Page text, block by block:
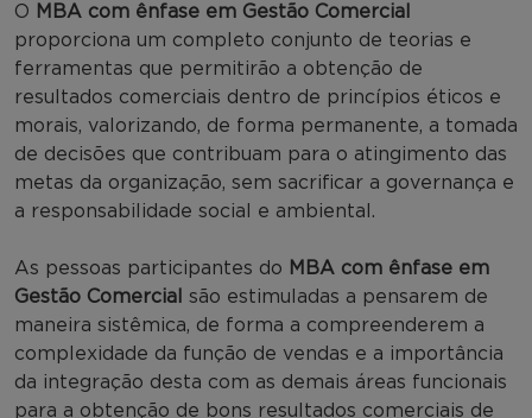
O MBA com ênfase em Gestão Comercial
proporciona um completo conjunto de teorias e
ferramentas que permitirão a obtenção de
resultados comerciais dentro de princípios éticos e
morais, valorizando, de forma permanente, a tomada
de decisões que contribuam para o atingimento das
metas da organização, sem sacrificar a governança e
a responsabilidade social e ambiental.
As pessoas participantes do MBA com ênfase em
Gestão Comercial
são estimuladas a pensarem de
maneira sistêmica, de forma a compreenderem a
complexidade da função de vendas e a importância
da integração desta com as demais áreas funcionais
para a obtenção de bons resultados comerciais de